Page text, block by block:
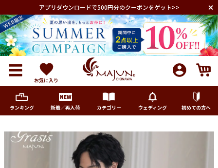
アプリダウンロードで500円分のクーポンをゲット>>
お気に入り
ランキング 新着／再入荷 カテゴリー ウェディング 初めての方へ
メンズ